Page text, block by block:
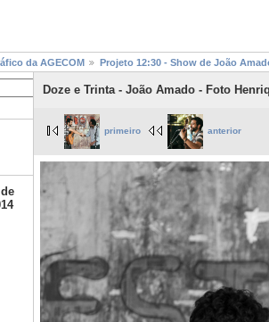
da AGECOM Projeto 12:30 - Show de João
Doze e Trinta - João Amado - Foto
primeiro anterior